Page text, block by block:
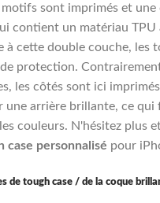
motifs sont imprimés et
contient un matériau TPU
à cette double couche, les
protection.
les côtés sont ici
une arrière brillante, ce
couleurs. N'hésitez plus
case personnalisé pour
de tough case / de la coque